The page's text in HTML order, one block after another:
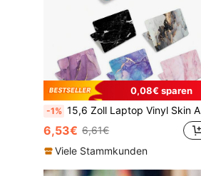
0,08€ sparen
-1% 15,6 Zoll Laptop Vinyl Skin Abdeckung Schutz, dekorativer wasserfester abnehmbarer Marmorprint (inklusive 2 Handgelenkauflagen)
6,53€ 6,61€
Viele Stammkunden